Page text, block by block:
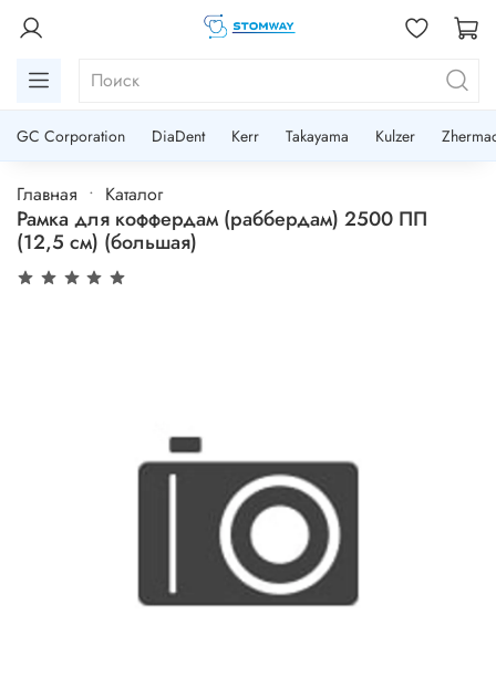
GC Corporation DiaDent Kerr Takayama Kulzer
Главная Каталог
Рамка для коффердам (раббердам) 2500 ПП
(12,5 см) (большая)